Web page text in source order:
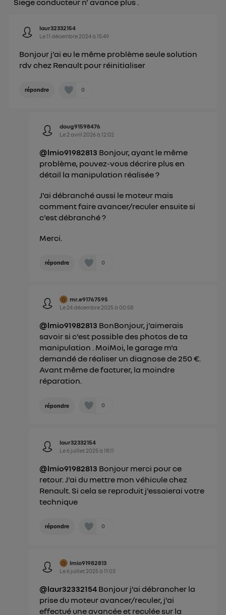
Siege conducteur n' avance plus .
laur32332154
Le11 décembre 2024à15:49
Bonjour j'ai eu le même problème seule solution
rdv chez Renault pour réinitialiser
répondre 0
doug91598476
Le 2 avril 2026à12:02
@lmio91982813 Bonjour, ayant le même
problème, pouvez-vous décrire plus en
détail la manipulation réalisée ?
J'ai débranché aussi le moteur mais
comment faire avancer/reculer ensuite si
c'est débranché ?
Merci.
répondre 0
mr.e91767595
Le 24 décembre 2025à 00:58
@lmio91982813 BonBonjour, j'aimerais
savoir si c'est possible des photos de ta
manipulation . MoiMoi, le garage m'a
demandé de réaliser un diagnose de 250 €.
Avant même de facturer, la moindre
réparation.
répondre 0
laur32332154
Le6 juillet 2025à18:11
@lmio91982813 Bonjour merci pour ce
retour. J'ai du mettre mon véhicule chez
Renault. Si cela se reproduit j'essaierai votre
technique
répondre 0
lmio91982813
Le6 juillet 2025à11:03
@laur32332154 Bonjour j'ai débrancher la
prise du moteur avancer/reculer, j'ai
effectué une avancée et reculée sur la
Pour plus d'informations, veuillez consulter
Politique d'information sur les données